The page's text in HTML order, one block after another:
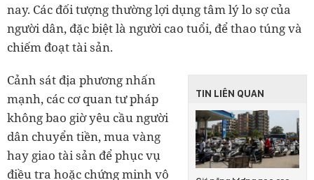
nay. Các đối tượng thường lợi dụng tâm lý lo sợ của
người dân, đặc biệt là người cao tuổi, để thao túng và
chiếm đoạt tài sản.
TIN LIÊN QUAN
Cảnh sát địa phương nhấn
mạnh, các cơ quan tư pháp
không bao giờ yêu cầu người
dân chuyển tiền, mua vàng
hay giao tài sản để phục vụ
điều tra hoặc chứng minh vô